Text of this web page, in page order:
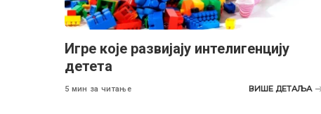
Игре које развијају интелигенцију
детета
5 мин за читање ВИШЕ ДЕТАЉА